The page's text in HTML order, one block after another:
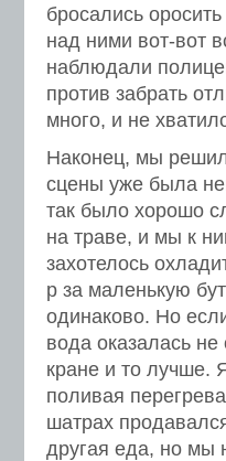
бросались
над ними вот-вот
наблюдали
против забрать
много, и не
Наконец, мы
сцены уже была
так было хорошо
на траве, и мы к
захотелось
р за маленькую
одинаково. Но
вода оказалась
кране и то лучше.
поливая
шатрах
другая еда, но мы